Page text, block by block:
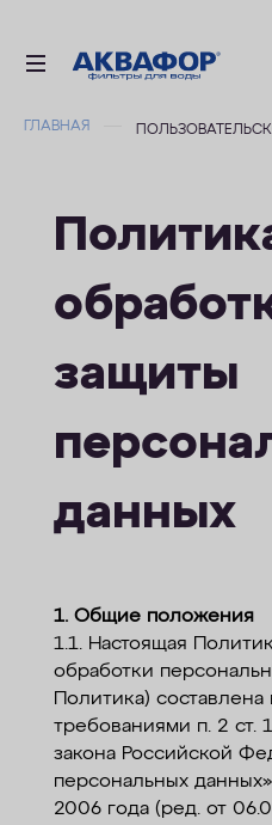
ДЛЯ ВАННОЙ
ДЛЯ БИЗНЕСА
УСЛУГИ
КОНТАКТЫ
ГЛАВНАЯ
защиты
данных
1. Общие положения
1.1. Настоящая
обработки
Политика) составлена
требованиями п. 2 ст.
закона Российской
персональных
2006 года (ред. от